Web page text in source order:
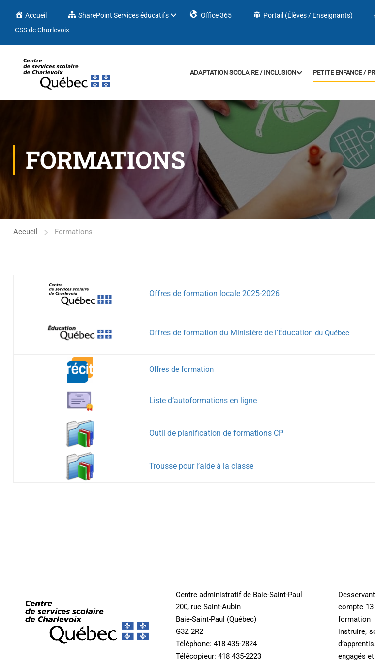
Accueil SharePoint Services éducatifs Office 365 Portail (Élèves / Enseignants)
CSS de Charlevoix
ADAPTATION SCOLAIRE / INCLUSION PETITE ENFANCE /
FORMATIONS
Accueil Formations
Offres de formation locale 2025-2026
Offres de formation du Ministère de l’Éducation du Québec
Offres de formation
Liste d’autoformations en ligne
Outil de planification de formations CP
Trousse pour l’aide à la classe
Centre administratif de Baie-Saint-Paul
200, rue Saint-Aubin
Baie-Saint-Paul (Québec)
G3Z 2R2
Téléphone: 418 435-2824
Télécopieur: 418 435-2223
compte
formation
instruire,
engagés